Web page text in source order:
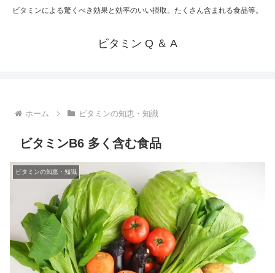
ビタミンによる驚くべき効果と効率のいい摂取。たくさん含まれる食品等。
ビタミン Q ＆ A
ホーム ビタミンの知恵・知識
ビタミンB6 多く含む食品
ビタミンの知恵・知識